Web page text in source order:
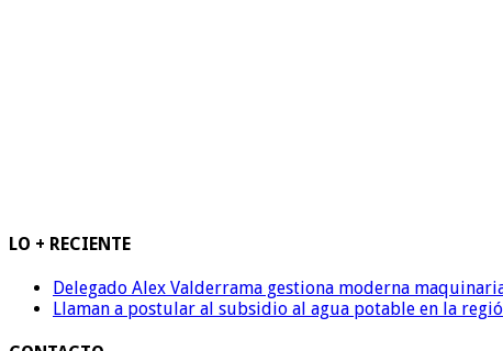
LO + RECIENTE
Delegado Alex Valderrama gestiona moderna
Llaman a postular al subsidio al agua potable en la